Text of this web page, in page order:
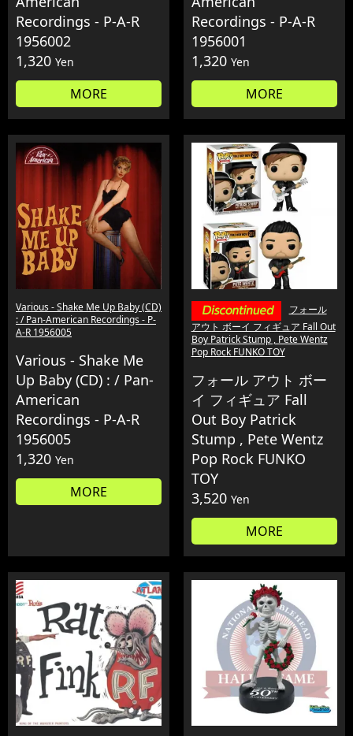
Recordings - P-A-R
1956002
1,320 Yen
MORE
Recordings - P-A-R
1956001
1,320 Yen
MORE
Various - Shake Me Up Baby (CD)
: / Pan-American Recordings - P-
A-R 1956005
Various - Shake Me
Up Baby (CD) : / Pan-
American
Recordings - P-A-R
1956005
1,320 Yen
MORE
フォール
アウト ボーイ フィギュア Fall Out
Boy Patrick Stump , Pete Wentz
Pop Rock FUNKO TOY
フォール アウト ボー
イ フィギュア Fall
Out Boy Patrick
Stump , Pete Wentz
Pop Rock FUNKO
TOY
3,520 Yen
MORE